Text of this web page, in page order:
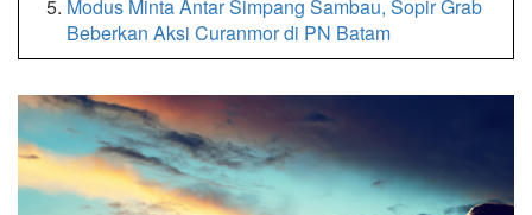
Modus Minta Antar Simpang Sambau, Sopir Grab
Beberkan Aksi Curanmor di PN Batam